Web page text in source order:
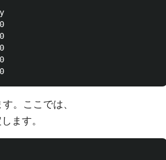
。ここでは、
ます。